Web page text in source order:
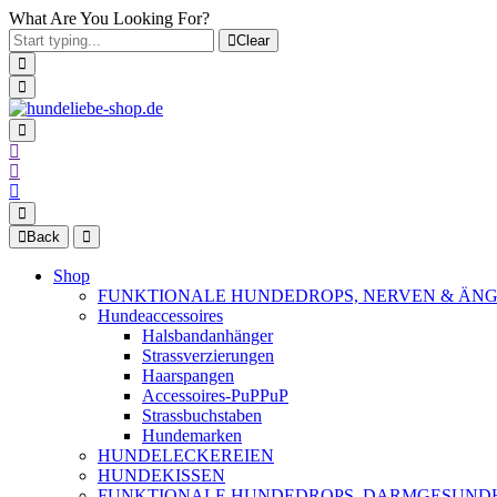
What Are You Looking For?
Clear
Back
Shop
FUNKTIONALE HUNDEDROPS, NERVEN &
Hundeaccessoires
Halsbandanhänger
Strassverzierungen
Haarspangen
Accessoires-PuPPuP
Strassbuchstaben
Hundemarken
HUNDELECKEREIEN
HUNDEKISSEN